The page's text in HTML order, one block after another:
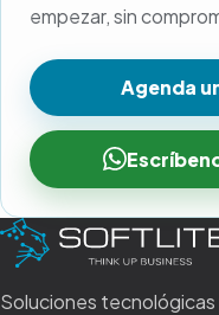
empezar, sin
Agenda
Soluciones tecnológicas